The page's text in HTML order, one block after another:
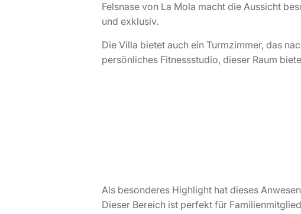
Felsnase von La Mola macht die Aussicht
und exklusiv.
Die Villa bietet auch ein Turmzimmer, das
persönliches Fitnessstudio, dieser Raum
Als besonderes Highlight hat dieses
Dieser Bereich ist perfekt für